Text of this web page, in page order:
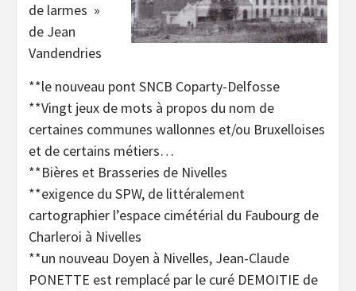
de larmes »
de Jean
Vandendries
**le nouveau pont SNCB Coparty-Delfosse
**Vingt jeux de mots à propos du nom de
certaines communes wallonnes et/ou Bruxelloises
et de certains métiers…
**Bières et Brasseries de Nivelles
**exigence du SPW, de littéralement
cartographier l’espace cimétérial du Faubourg de
Charleroi à Nivelles
**un nouveau Doyen à Nivelles, Jean-Claude
PONETTE est remplacé par le curé DEMOITIE de